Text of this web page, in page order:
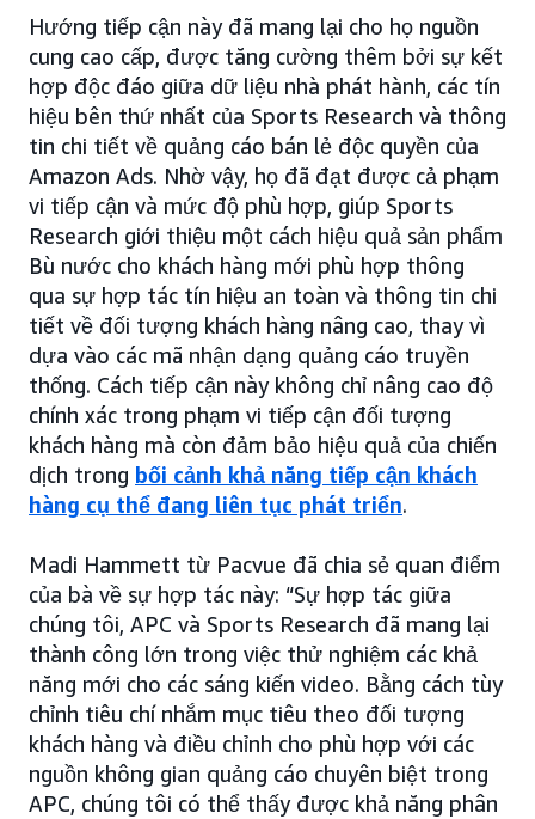
Hướng tiếp cận này đã mang lại cho họ nguồn
cung cao cấp, được tăng cường thêm bởi sự kết
hợp độc đáo giữa dữ liệu nhà phát hành, các tín
hiệu bên thứ nhất của Sports Research và thông
tin chi tiết về quảng cáo bán lẻ độc quyền của
Amazon Ads. Nhờ vậy, họ đã đạt được cả phạm
vi tiếp cận và mức độ phù hợp, giúp Sports
Research giới thiệu một cách hiệu quả sản phẩm
Bù nước cho khách hàng mới phù hợp thông
qua sự hợp tác tín hiệu an toàn và thông tin chi
tiết về đối tượng khách hàng nâng cao, thay vì
dựa vào các mã nhận dạng quảng cáo truyền
thống. Cách tiếp cận này không chỉ nâng cao độ
chính xác trong phạm vi tiếp cận đối tượng
khách hàng mà còn đảm bảo hiệu quả của chiến
dịch trong bối cảnh khả năng tiếp cận khách
hàng cụ thể đang liên tục phát triển.
Madi Hammett từ Pacvue đã chia sẻ quan điểm
của bà về sự hợp tác này: “Sự hợp tác giữa
chúng tôi, APC và Sports Research đã mang lại
thành công lớn trong việc thử nghiệm các khả
năng mới cho các sáng kiến video. Bằng cách tùy
chỉnh tiêu chí nhắm mục tiêu theo đối tượng
khách hàng và điều chỉnh cho phù hợp với các
nguồn không gian quảng cáo chuyên biệt trong
APC, chúng tôi có thể thấy được khả năng phân